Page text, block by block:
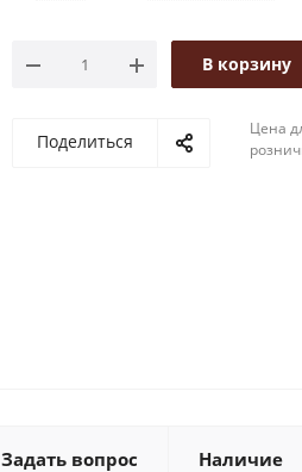
В корзину
Поделиться
Цена
Задать вопрос Наличие